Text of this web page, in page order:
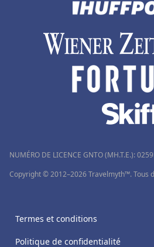
NUMÉRO DE LICENCE GNTO (MH.T.E.):
Copyright © 2012–2026 Travelmyth™. Tous
Termes et conditions
Politique de confidentialité